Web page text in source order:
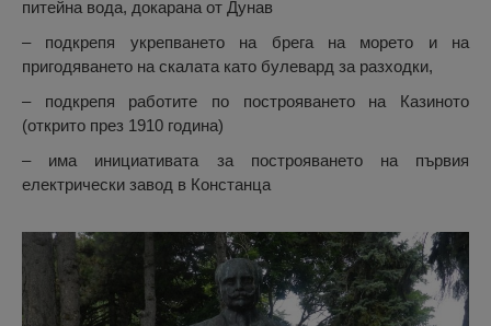
питейна вода, докарана от Дунав
– подкрепя укрепването на брега на морето и на
пригодяването на скалата като булевард за разходки,
– подкрепя работите по построяването на Казиното
(открито през 1910 година)
– има инициативата за построяването на първия
електрически завод в Констанца